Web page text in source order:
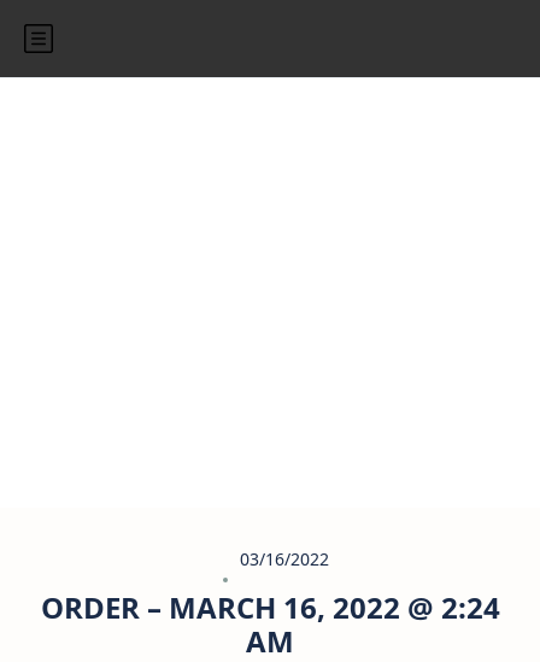
03/16/2022
ORDER – MARCH 16, 2022 @ 2:24
AM